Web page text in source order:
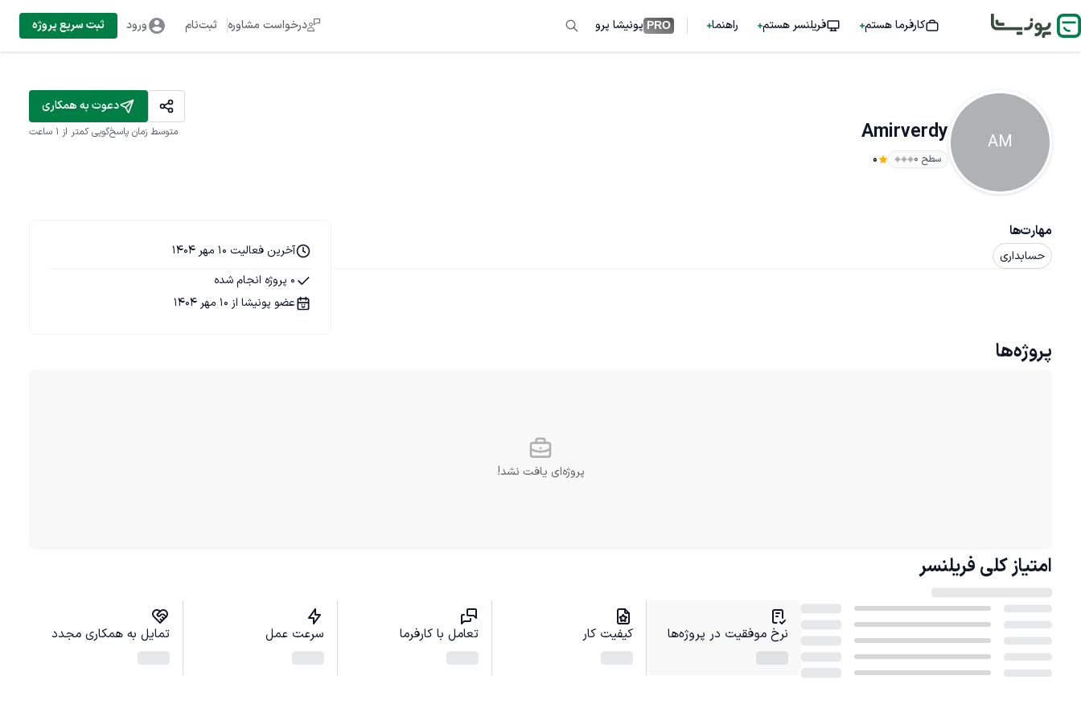
کارفرما هستم فریلنسر هستم راهنما PRO پونیشا پرو درخواست مشاوره ثبت‌نام ورود ثبت سریع پروژه
AM
Amirverdy
سطح ۰ 0
دعوت به همکاری
متوسط زمان پاسخ‌گویی کمتر از 1 ساعت
مهارت‌ها
حسابداری
آخرین فعالیت 10 مهر 1404
0 پروژه انجام شده
عضو پونیشا از 10 مهر 1404
پروژه‌ها
پروژه‌ای یافت نشد!
امتیاز کلی فریلنسر
نرخ موفقیت در پروژه‌ها کیفیت کار تعامل با کارفرما سرعت عمل تمایل به همکاری مجدد